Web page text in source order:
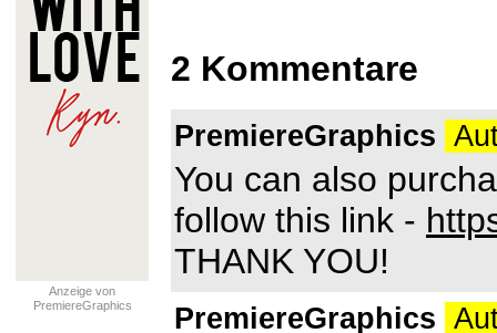
Anzeige von
PremiereGraphics
2 Kommentare
PremiereGraphics
You can also
follow this link -
THANK YOU!
PremiereGraphics